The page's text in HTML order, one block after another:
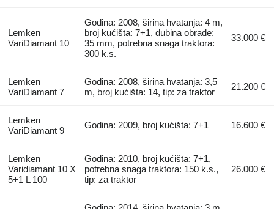
Lemken
VariDiamant 10
Godina: 2008, širina hvatanja: 4 m,
broj kućišta: 7+1, dubina obrade:
35 mm, potrebna snaga traktora:
300 k.s.
33.000 €
Lemken
VariDiamant 7
Godina: 2008, širina hvatanja: 3,5
m, broj kućišta: 14, tip: za traktor
21.200 €
Lemken
VariDiamant 9
Godina: 2009, broj kućišta: 7+1 16.600 €
Lemken
Varidiamant 10 X
5+1 L 100
Godina: 2010, broj kućišta: 7+1,
potrebna snaga traktora: 150 k.s.,
tip: za traktor
26.000 €